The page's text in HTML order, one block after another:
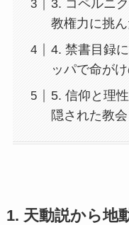
3. コペルニ
教権力に挑
4. 禁書目録
ッパで命が
5. 信仰と理
隠された教
1. 天動説から地